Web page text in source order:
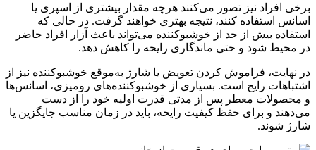
برخی افراد نیز تصور می‌کنند هرچه مقدار بیشتری از اسپری یا
اسانس استفاده کنند، نتیجه بهتری خواهند گرفت. در حالی که
استفاده بیش از حد از خوشبوکننده می‌تواند باعث آزار افراد حاضر
در محیط شود و حتی ماندگاری رایحه را کاهش دهد.
در نهایت، فراموش کردن تعویض یا شارژ به‌موقع خوشبوکننده نیز از
اشتباهات رایج است. بسیاری از خوشبوکننده‌های رومیزی، اسانس‌ها
و محصولات معطر پس از مدتی قدرت اولیه خود را از دست
می‌دهند و برای حفظ کیفیت رایحه، باید در زمان مناسب جایگزین یا
شارژ شوند.